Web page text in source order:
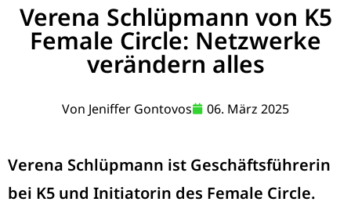
Verena Schlüpmann von K5
Female Circle: Netzwerke
verändern alles
Von Jeniffer Gontovos 06. März 2025
Verena Schlüpmann ist Geschäftsführerin
bei K5 und Initiatorin des Female Circle.